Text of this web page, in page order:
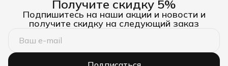
Получите скидку 5%
Подпишитесь на наши акции и новости и
получите скидку на следующий заказ